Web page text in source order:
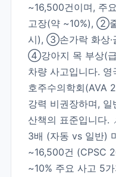
~16,500건이며, 주
고장(약 ~10%), ②
시), ③손가락 화상·
④강아지 목 부상(
차량 사고입니다.
호주수의학회(AVA
강력 비권장하며, 일
산책의 표준입니다.
3배 (자동 vs 일반)
~16,500건 (CPSC
~10% 주요 사고 5